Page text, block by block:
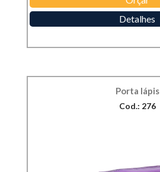
Detalhes
Porta lápis
Cod.: 276